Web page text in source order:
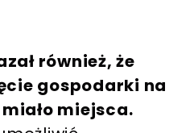
również, że
gospodarki na
miejsca.